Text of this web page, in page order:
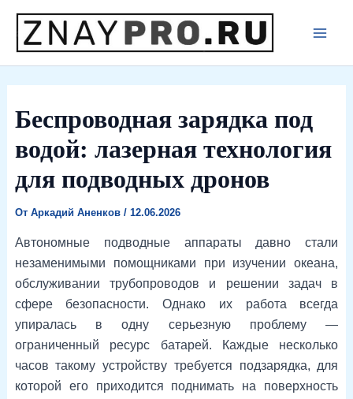
содержимому
Беспроводная зарядка под
водой: лазерная технология
для подводных дронов
От Аркадий Аненков / 12.06.2026
Автономные подводные аппараты давно стали
незаменимыми помощниками при изучении океана,
обслуживании трубопроводов и решении задач в
сфере безопасности. Однако их работа всегда
упиралась в одну серьезную проблему —
ограниченный ресурс батарей. Каждые несколько
часов такому устройству требуется подзарядка, для
которой его приходится поднимать на поверхность